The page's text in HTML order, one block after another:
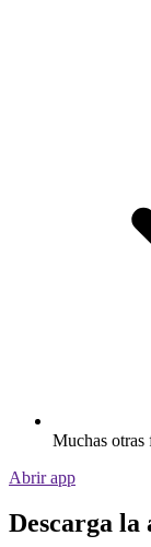
Muchas otras
Abrir app
Descarga